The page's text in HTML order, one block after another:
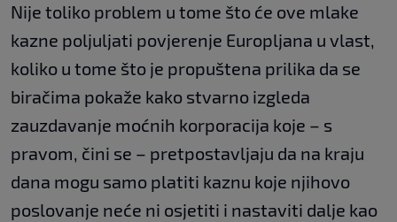
Nije toliko problem u tome što će ove mlake
kazne poljuljati povjerenje Europljana u vlast,
koliko u tome što je propuštena prilika da se
biračima pokaže kako stvarno izgleda
zauzdavanje moćnih korporacija koje – s
pravom, čini se – pretpostavljaju da na kraju
dana mogu samo platiti kaznu koje njihovo
poslovanje neće ni osjetiti i nastaviti dalje kao